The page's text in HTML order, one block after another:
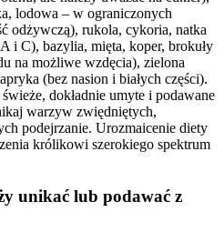
lodowa – w ograniczonych
odżywczą), rukola, cykoria, natka
i C), bazylia, mięta, koper, brokuły
na możliwe wzdęcia), zielona
(bez nasion i białych części).
dokładnie umyte i podawane
warzyw zwiędniętych,
podejrzanie. Urozmaicenie diety
królikowi szerokiego spektrum
unikać lub podawać z